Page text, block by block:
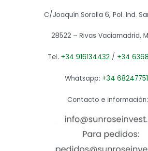
C/Joaquín Sorolla 6, Pol. Ind.
28522 – Rivas Vaciamadrid,
Tel. +34 916134432/ +34
Whatsapp: +34
Contacto e información: